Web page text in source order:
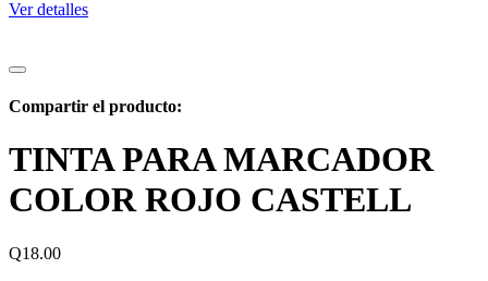
Ver detalles
Compartir el producto:
TINTA PARA MARCADOR
COLOR ROJO CASTELL
Q18.00